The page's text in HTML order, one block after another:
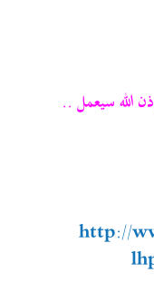
الله سيعمل ..
http://